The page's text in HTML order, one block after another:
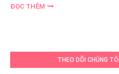
ĐỌC THÊM
THEO DÕI CHÚNG